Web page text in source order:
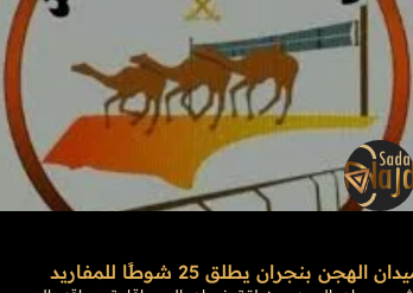
الهجن بنجران يطلق 25 شوطًا للمفاريد